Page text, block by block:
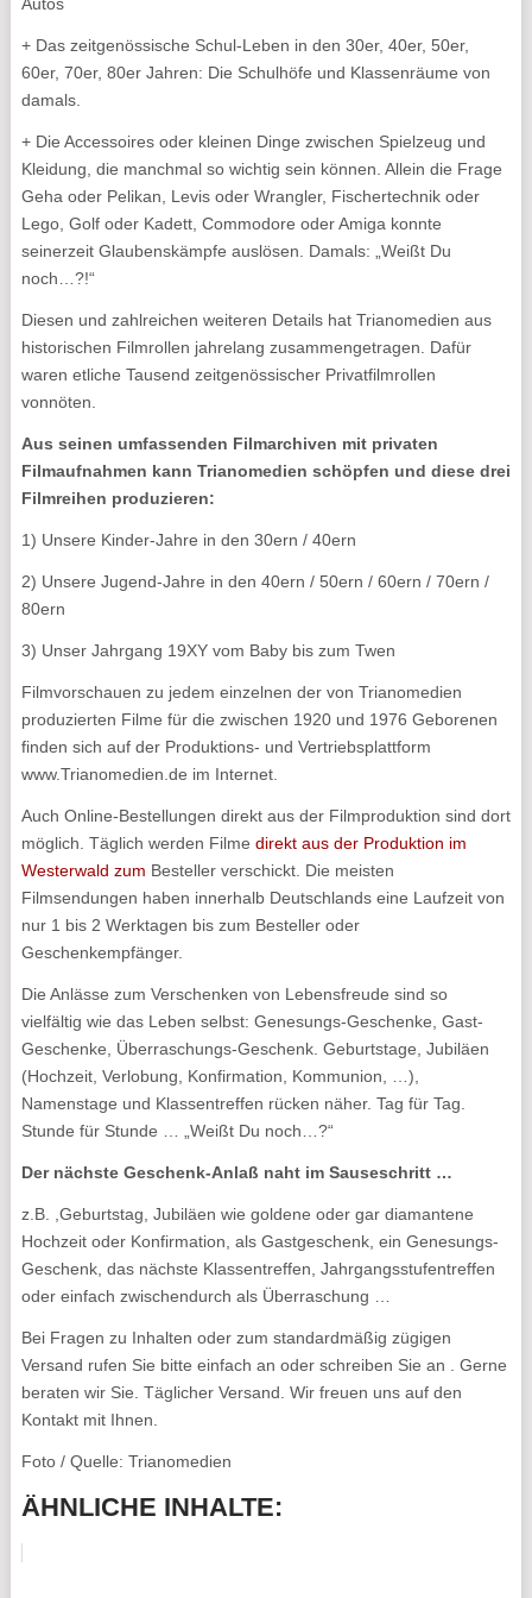
Autos
+ Das zeitgenössische Schul-Leben in den 30er, 40er, 50er,
60er, 70er, 80er Jahren: Die Schulhöfe und Klassenräume von
damals.
+ Die Accessoires oder kleinen Dinge zwischen Spielzeug und
Kleidung, die manchmal so wichtig sein können. Allein die Frage
Geha oder Pelikan, Levis oder Wrangler, Fischertechnik oder
Lego, Golf oder Kadett, Commodore oder Amiga konnte
seinerzeit Glaubenskämpfe auslösen. Damals: „Weißt Du
noch…?!“
Diesen und zahlreichen weiteren Details hat Trianomedien aus
historischen Filmrollen jahrelang zusammengetragen. Dafür
waren etliche Tausend zeitgenössischer Privatfilmrollen
vonnöten.
Aus seinen umfassenden Filmarchiven mit privaten
Filmaufnahmen kann Trianomedien schöpfen und diese drei
Filmreihen produzieren:
1) Unsere Kinder-Jahre in den 30ern / 40ern
2) Unsere Jugend-Jahre in den 40ern / 50ern / 60ern / 70ern /
80ern
3) Unser Jahrgang 19XY vom Baby bis zum Twen
Filmvorschauen zu jedem einzelnen der von Trianomedien
produzierten Filme für die zwischen 1920 und 1976 Geborenen
finden sich auf der Produktions- und Vertriebsplattform
www.Trianomedien.de im Internet.
Auch Online-Bestellungen direkt aus der Filmproduktion sind dort
möglich. Täglich werden Filme direkt aus der Produktion im
Westerwald zum Besteller verschickt. Die meisten
Filmsendungen haben innerhalb Deutschlands eine Laufzeit von
nur 1 bis 2 Werktagen bis zum Besteller oder
Geschenkempfänger.
Die Anlässe zum Verschenken von Lebensfreude sind so
vielfältig wie das Leben selbst: Genesungs-Geschenke, Gast-
Geschenke, Überraschungs-Geschenk. Geburtstage, Jubiläen
(Hochzeit, Verlobung, Konfirmation, Kommunion, …),
Namenstage und Klassentreffen rücken näher. Tag für Tag.
Stunde für Stunde … „Weißt Du noch…?“
Der nächste Geschenk-Anlaß naht im Sauseschritt …
z.B. ,Geburtstag, Jubiläen wie goldene oder gar diamantene
Hochzeit oder Konfirmation, als Gastgeschenk, ein Genesungs-
Geschenk, das nächste Klassentreffen, Jahrgangsstufentreffen
oder einfach zwischendurch als Überraschung …
Bei Fragen zu Inhalten oder zum standardmäßig zügigen
Versand rufen Sie bitte einfach an oder schreiben Sie an . Gerne
beraten wir Sie. Täglicher Versand. Wir freuen uns auf den
Kontakt mit Ihnen.
Foto / Quelle: Trianomedien
ÄHNLICHE INHALTE: